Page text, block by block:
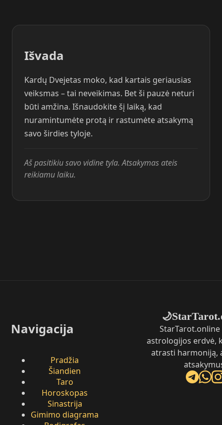
Išvada
Kardų Dvejetas moko, kad kartais geriausias
veiksmas – tai neveikimas. Bet ši pauzė neturi
būti amžina. Išnaudokite šį laiką, kad
nuramintumėte protą ir rastumėte atsakymą
savo širdies tyloje.
Aš pasitikiu savo vidine tyla. Atsakymas ateis
reikiamu laiku.
Navigacija
Pradžia
Šiandien
Taro
Horoskopas
Sinastrija
Gimimo diagrama
🌙
StarTarot.online
astrologijos erdvė,
atrasti harmoniją,